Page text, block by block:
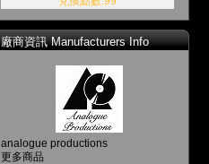
廠商資訊 Manufacturers Info
analogue productions
更多商品